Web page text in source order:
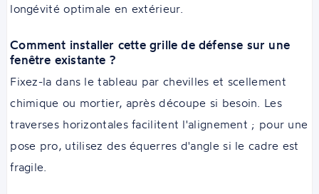
longévité optimale en extérieur.
Comment installer cette grille de défense sur une
fenêtre existante ?
Fixez-la dans le tableau par chevilles et scellement
chimique ou mortier, après découpe si besoin. Les
traverses horizontales facilitent l'alignement ; pour une
pose pro, utilisez des équerres d'angle si le cadre est
fragile.